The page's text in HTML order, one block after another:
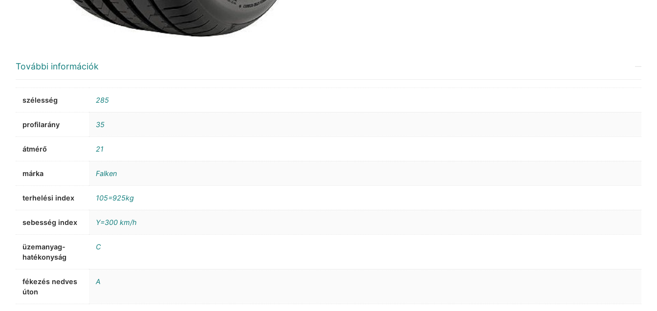
További információk
szélesség 285
profilarány 35
átmérő 21
márka Falken
terhelési index 105=925kg
sebesség index Y=300 km/h
üzemanyag-
hatékonyság
C
fékezés nedves
úton
A